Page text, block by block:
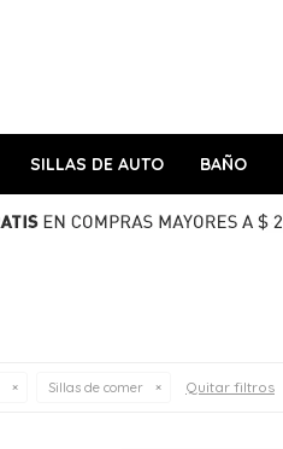
SILLAS DE AUTO BAÑO
Sillas de comer Quitar filtros